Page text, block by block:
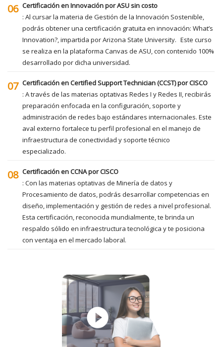
06 Certificación en Innovación por ASU sin costo
: Al cursar la materia de Gestión de la Innovación Sostenible,
podrás obtener una certificación gratuita en innovación: What’s
Innovation?, impartida por Arizona State University. Este curso
se realiza en la plataforma Canvas de ASU, con contenido 100%
desarrollado por dicha universidad.
07 Certificación en Certified Support Technician (CCST) por CISCO
: A través de las materias optativas Redes I y Redes II, recibirás
preparación enfocada en la configuración, soporte y
administración de redes bajo estándares internacionales. Este
aval externo fortalece tu perfil profesional en el manejo de
infraestructura de conectividad y soporte técnico
especializado.
08 Certificación en CCNA por CISCO
: Con las materias optativas de Minería de datos y
Procesamiento de datos, podrás desarrollar competencias en
diseño, implementación y gestión de redes a nivel profesional.
Esta certificación, reconocida mundialmente, te brinda un
respaldo sólido en infraestructura tecnológica y te posiciona
con ventaja en el mercado laboral.